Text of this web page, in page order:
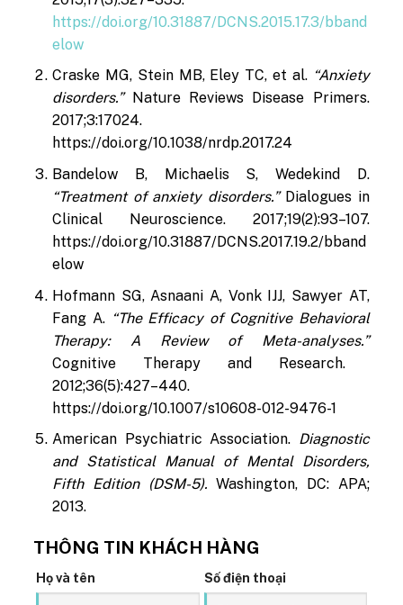
https://doi.org/10.31887/DCNS.2015.17.3/bband
elow
Craske MG, Stein MB, Eley TC, et al. “Anxiety
disorders.”Nature Reviews Disease Primers.
2017;3:17024.
https://doi.org/10.1038/nrdp.2017.24
Bandelow B, Michaelis S, Wedekind D.
“Treatment of anxiety disorders.”Dialogues in
Clinical Neuroscience. 2017;19(2):93–107.
https://doi.org/10.31887/DCNS.2017.19.2/bband
elow
Hofmann SG, Asnaani A, Vonk IJJ, Sawyer AT,
Fang A. “The Efficacy of Cognitive Behavioral
Therapy: A Review of Meta-analyses.”
Cognitive Therapy and Research.
2012;36(5):427–440.
https://doi.org/10.1007/s10608-012-9476-1
American Psychiatric Association. Diagnostic
and Statistical Manual of Mental Disorders,
Fifth Edition (DSM-5). Washington, DC: APA;
2013.
THÔNG TIN KHÁCH HÀNG
Họ và tên Số điện thoại